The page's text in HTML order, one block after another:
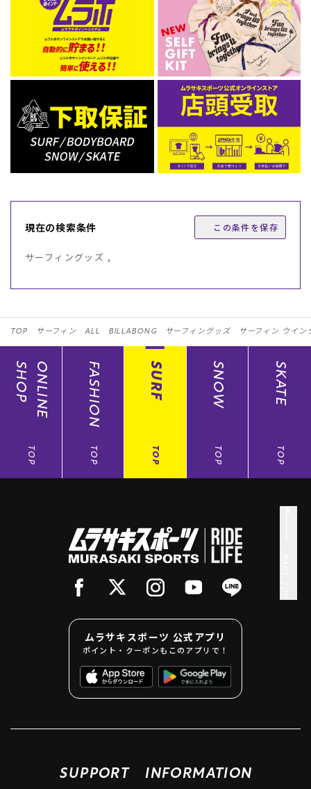
現在の検索条件 この条件を保存
サーフィングッズ ,
TOP サーフィン ALL BILLABONG サーフィングッズ サーフィン ウイン
ONLINE
SHOP
TOP
FASHION
TOP
SURF
TOP
SNOW
TOP
SKATE
TOP
ムラサキスポーツ 公式アプリ
ポイント・クーポンもこのアプリで！
SUPPORT INFORMATION